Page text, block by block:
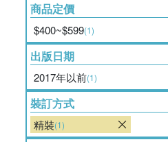
商品定價
$400~$599(1)
出版日期
2017年以前(1)
裝訂方式
精裝(1)